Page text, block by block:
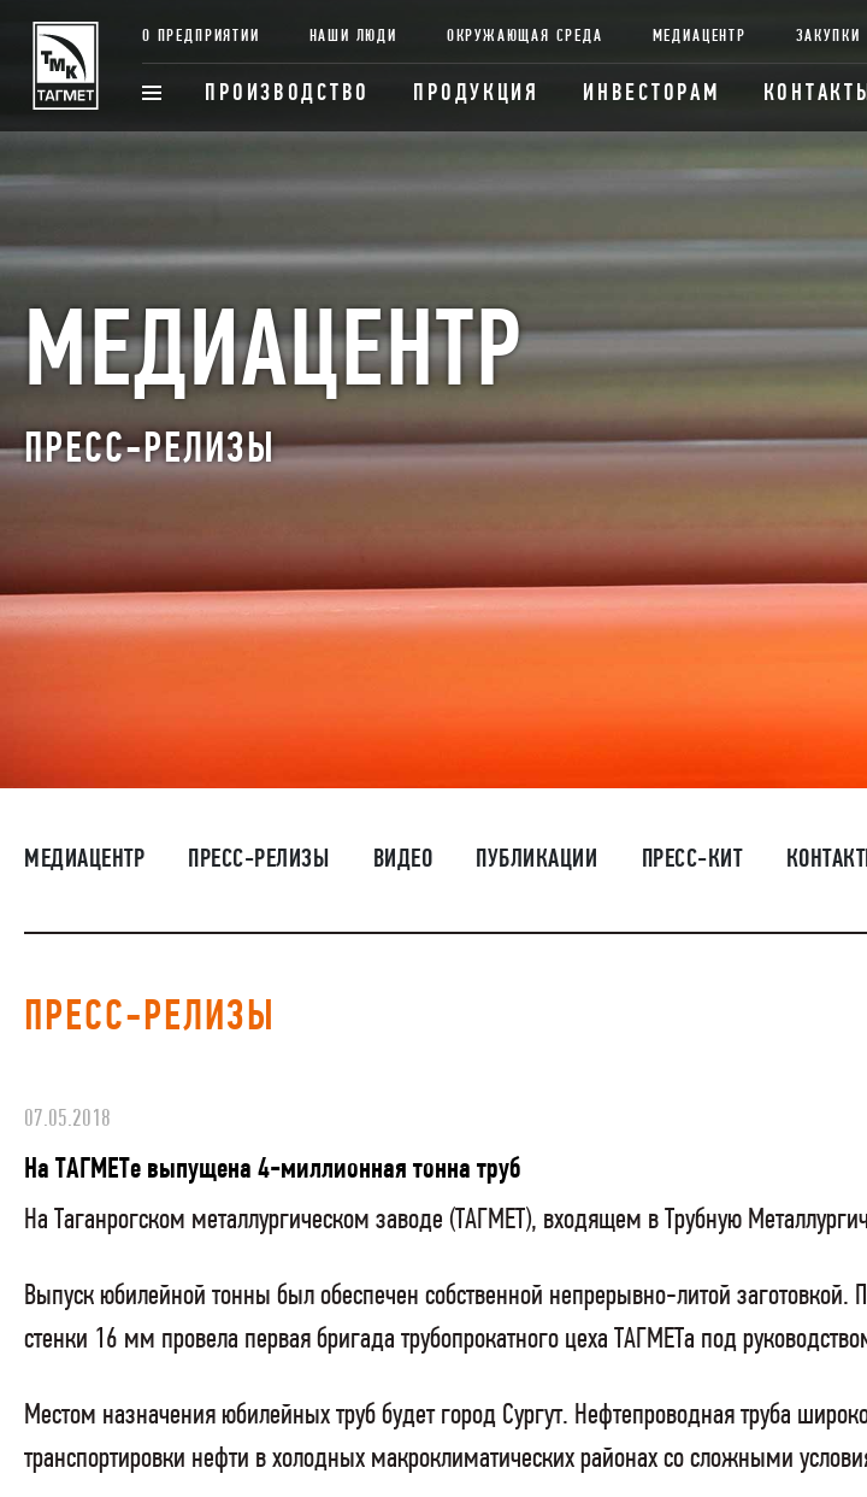
О ПРЕДПРИЯТИИ НАШИ ЛЮДИ ОКРУЖАЮЩАЯ СРЕДА МЕДИАЦЕНТР ЗАКУПКИ
ПРОИЗВОДСТВО ПРОДУКЦИЯ ИНВЕСТОРАМ КОНТАКТЫ
МЕДИАЦЕНТР
ПРЕСС-РЕЛИЗЫ
МЕДИАЦЕНТР ПРЕСС-РЕЛИЗЫ ВИДЕО ПУБЛИКАЦИИ ПРЕСС-КИТ
ПРЕСС-РЕЛИЗЫ
07.05.2018
На ТАГМЕТе выпущена 4-миллионная тонна труб
На Таганрогском металлургическом заводе (ТАГМЕТ), входящем в Трубную
Выпуск юбилейной тонны был обеспечен собственной непрерывно-литой
стенки 16 мм провела первая бригада трубопрокатного цеха ТАГМЕТа под
Местом назначения юбилейных труб будет город Сургут. Нефтепроводная труба
транспортировки нефти в холодных макроклиматических районах со сложными